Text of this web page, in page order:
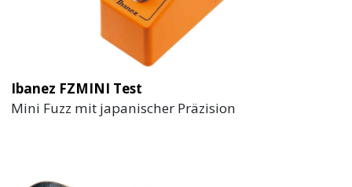
Ibanez FZMINI Test
Mini Fuzz mit japanischer Präzision